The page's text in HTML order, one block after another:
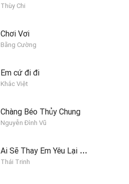
Thùy Chi
Chơi Vơi
Bằng Cường
Em cứ đi đi
Khắc Việt
Chàng Béo Thủy Chung
Nguyễn Đình Vũ
A
i Sẽ Thay Em Yêu Lại Anh
Thái Trinh